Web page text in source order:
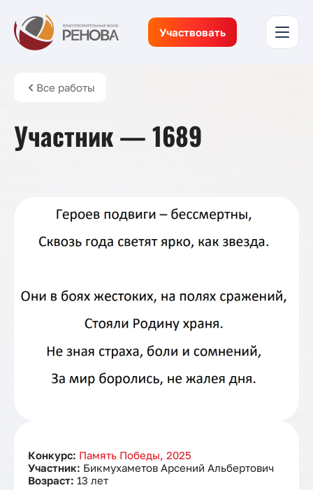
Участвовать
Все работы
Участник — 1689
Конкурс: Память Победы, 2025
Участник: Бикмухаметов Арсений Альбертович
Возраст: 13 лет